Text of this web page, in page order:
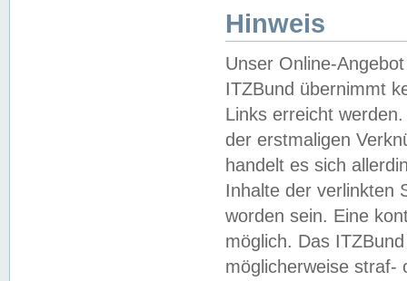
Hinweis
Unser Online-
ITZBund übernimmt
Links erreicht
der erstmaligen
handelt es sich
Inhalte der verlinkten
worden sein. Eine
möglich. Das
möglicherweise straf-